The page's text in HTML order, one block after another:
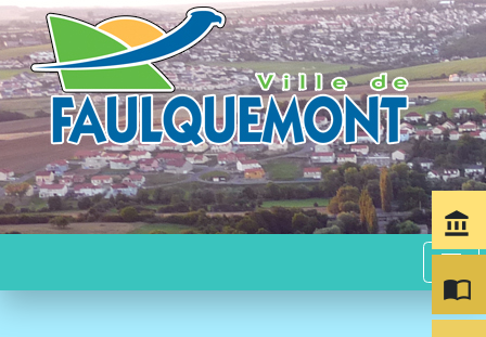
menu
account_balance
import_contacts